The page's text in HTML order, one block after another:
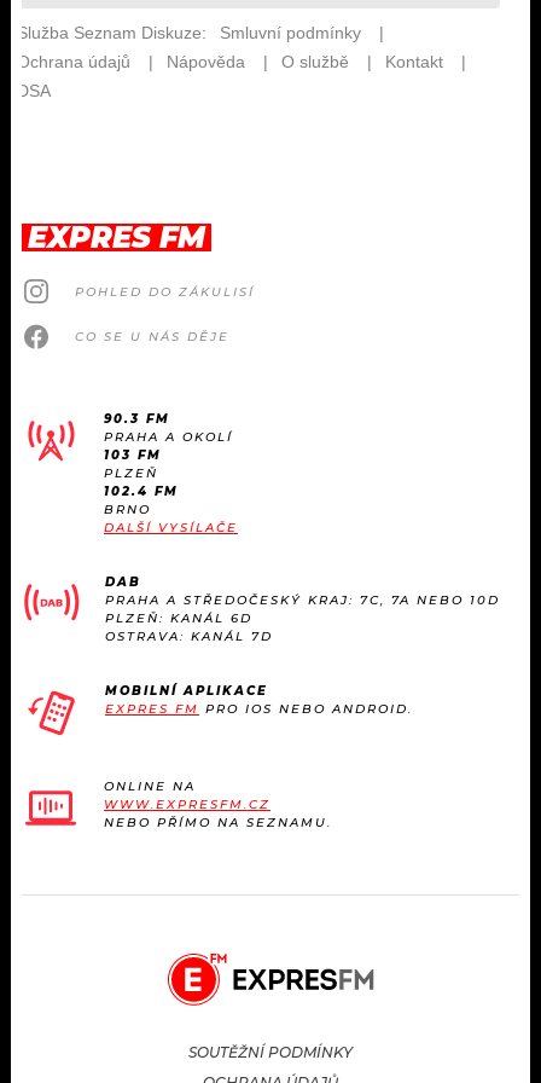
EXPRES FM
POHLED DO ZÁKULISÍ
CO SE U NÁS DĚJE
90.3 FM
PRAHA A OKOLÍ
103 FM
PLZEŇ
102.4 FM
BRNO
DALŠÍ VYSÍLAČE
DAB
PRAHA A STŘEDOČESKÝ KRAJ: 7C, 7A NEBO 10D
PLZEŇ: KANÁL 6D
OSTRAVA: KANÁL 7D
MOBILNÍ APLIKACE
EXPRES FM PRO IOS NEBO ANDROID.
ONLINE NA
WWW.EXPRESFM.CZ
NEBO PŘÍMO NA SEZNAMU.
SOUTĚŽNÍ PODMÍNKY